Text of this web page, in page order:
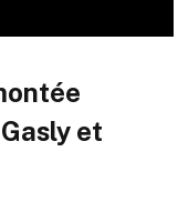
et